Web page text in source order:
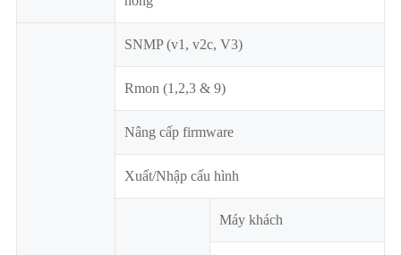
SNMP (v1, v2c, V3)
Rmon (1,2,3 & 9)
Nâng cấp firmware
Xuất/Nhập cấu hình
Máy khách